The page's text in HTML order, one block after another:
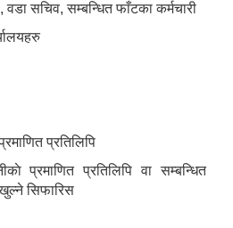
वडा सचिव, सम्बन्धित फाँटका कर्मचारी
प्रतिलिपि
प्रमाणित प्रतिलिपि वा सम्बन्धित
सिफारिस